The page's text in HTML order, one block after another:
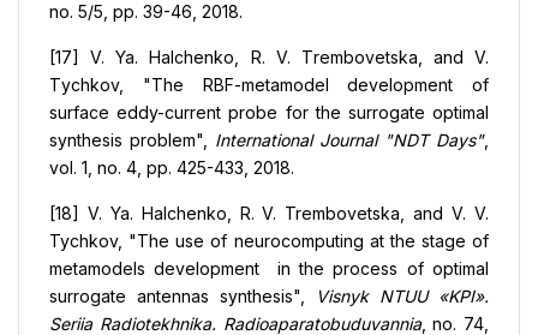
no. 5/5, pp. 39-46, 2018.
[17] V. Ya. Hаlchenko, R. V. Тrembovetska, and V.
Тychkov, "The RBF-metamodel development of
surface eddy-current probe for the surrogate optimal
synthesis problem", International Journal "NDT Days",
vol. 1, no. 4, pp. 425-433, 2018.
[18] V. Ya. Halchenko, R. V. Trembovetska, and V. V.
Tychkov, "The use of neurocomputing at the stage of
metamodels development in the process of optimal
surrogate antennas synthesis",
Visnyk NTUU «KPI».
Seriia Radiotekhnika. Radioaparatobuduvannia, no. 74,